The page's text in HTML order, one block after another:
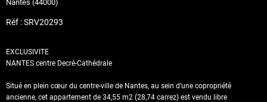
Nantes (44000)
Réf : SRV20293
EXCLUSIVITE
NANTES centre Decré-Cathédrale
Situé en plein cœur du centre-ville de Nantes, au sein d’une copropriété
ancienne, cet appartement de 34,55 m2 (28,74 carrez) est vendu libre